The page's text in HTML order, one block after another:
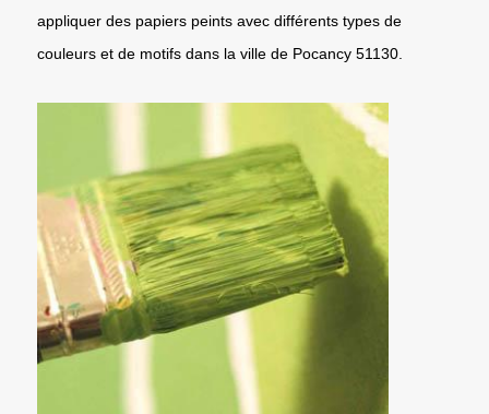
appliquer des papiers peints avec différents types de
couleurs et de motifs dans la ville de Pocancy 51130.